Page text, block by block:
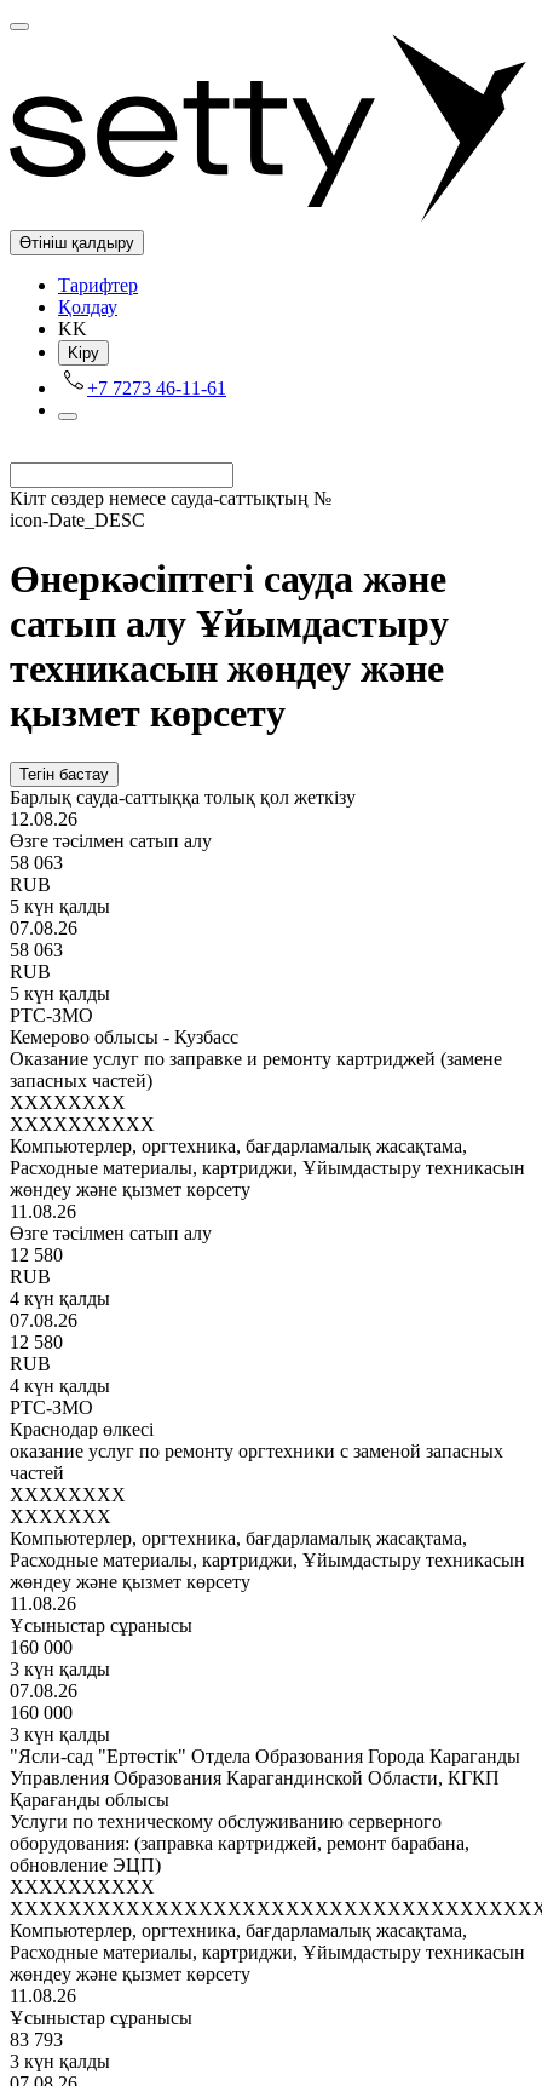
Өтініш қалдыру
Tарифтер
Қолдау
KK
Kіру
+7 7273 46-11-61
Кілт сөздер немесе сауда-саттықтың №
icon-Date_DESC
Өнеркәсіптегі сауда және
сатып алу Ұйымдастыру
техникасын жөндеу және
қызмет көрсету
Тегін бастау
Барлық сауда-саттыққа толық қол жеткізу
12.08.26
Өзге тәсілмен сатып алу
58 063
RUB
5 күн қалды
07.08.26
58 063
RUB
5 күн қалды
РТС-ЗМО
Кемерово облысы - Кузбасс
Оказание услуг по заправке и ремонту картриджей (замене
запасных частей)
XXXXXXXX
XXXXXXXXXX
Компьютерлер, оргтехника, бағдарламалық жасақтама,
Расходные материалы, картриджи, Ұйымдастыру техникасын
жөндеу және қызмет көрсету
11.08.26
Өзге тәсілмен сатып алу
12 580
RUB
4 күн қалды
07.08.26
12 580
RUB
4 күн қалды
РТС-ЗМО
Краснодар өлкесі
оказание услуг по ремонту оргтехники с заменой запасных
частей
XXXXXXXX
XXXXXXX
Компьютерлер, оргтехника, бағдарламалық жасақтама,
Расходные материалы, картриджи, Ұйымдастыру техникасын
жөндеу және қызмет көрсету
11.08.26
Ұсыныстар сұранысы
160 000
3 күн қалды
07.08.26
160 000
3 күн қалды
"Ясли-сад "Ертөстік" Отдела Образования Города Караганды
Управления Образования Карагандинской Области, КГКП
Қарағанды облысы
Услуги по техническому обслуживанию серверного
оборудования: (заправка картриджей, ремонт барабана,
обновление ЭЦП)
XXXXXXXXXX
Компьютерлер, оргтехника, бағдарламалық жасақтама,
Расходные материалы, картриджи, Ұйымдастыру техникасын
жөндеу және қызмет көрсету
11.08.26
Ұсыныстар сұранысы
83 793
3 күн қалды